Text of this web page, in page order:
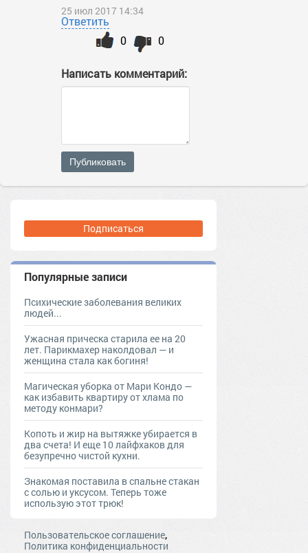
25 июл 2017 14:34
Ответить
0
0
Написать комментарий:
Публиковать
Подписаться
Популярные записи
Психические заболевания великих
людей...
Ужасная прическа старила ее на 20
лет. Парикмахер наколдовал — и
женщина стала как богиня!
Магическая уборка от Мари Кондо —
как избавить квартиру от хлама по
методу конмари?
Копоть и жир на вытяжке убирается в
два счета! И еще 10 лайфхаков для
безупречно чистой кухни.
Знакомая поставила в спальне стакан
с солью и уксусом. Теперь тоже
использую этот трюк!
Пользовательское соглашение,
Политика конфиденциальности